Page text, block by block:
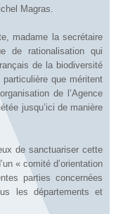
Magras.
madame la secrétaire
de rationalisation qui
de la biodiversité
que méritent
de l’Agence
jusqu’ici de manière
de sanctuariser cette
« comité d’orientation
parties concernées
les départements et